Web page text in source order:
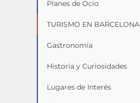
Planes de Ocio
TURISMO EN BARCELONA
Gastronomía
Historia y Curiosidades
Lugares de Interés